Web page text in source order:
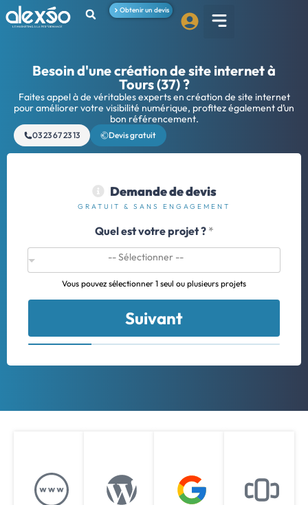
Obtenir un devis
Besoin d'une création de site internet à
Tours (37) ?
Faites appel à de véritables experts en création de site internet
pour améliorer votre visibilité numérique, profitez également d’un
bon référencement.
03 23 67 23 13 Devis gratuit
Demande de devis
GRATUIT & SANS ENGAGEMENT
Quel est votre projet ? *
Vous pouvez sélectionner 1 seul ou plusieurs projets
Suivant